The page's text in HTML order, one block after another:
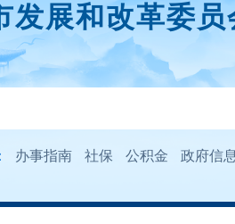
发展和改革委员
办事指南 社保 公积金 政府信